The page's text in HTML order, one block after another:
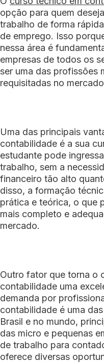
opção para quem
trabalho de forma
de emprego. Isso
nessa área é
empresas de todos os
ser uma das profissões
requisitadas no
Uma das principais
contabilidade é a sua
estudante pode
trabalho, sem a
financeiro tão alto
disso, a formação
prática e teórica, o que
mais completo e
mercado.
Outro fator que torna o
contabilidade uma
demanda por
contabilidade é uma
Brasil e no mundo,
das micro e pequenas
de trabalho para
oferece diversas